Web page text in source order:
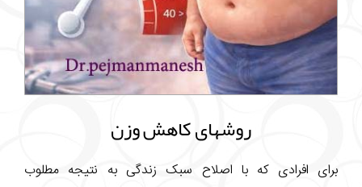
روشهای کاهش وزن
برای افرادی که با اصلاح سبک زندگی به نتیجه مطلوب